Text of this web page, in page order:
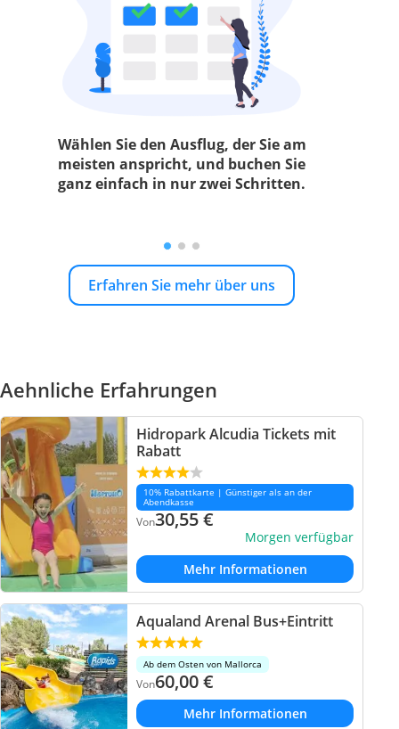
Wählen Sie den Ausflug, der Sie am
meisten anspricht, und buchen Sie
ganz einfach in nur zwei Schritten.
Erfahren Sie mehr über uns
Aehnliche Erfahrungen
Hidropark Alcudia Tickets mit
Rabatt
10% Rabattkarte | Günstiger als an der
Abendkasse
Von30,55€
Morgen verfügbar
Mehr Informationen
Aqualand Arenal Bus+Eintritt
Ab dem Osten von Mallorca
Von60,00€
Mehr Informationen